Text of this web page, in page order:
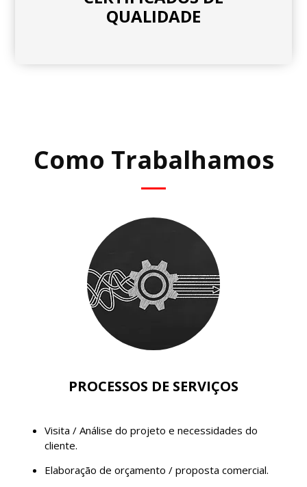
QUALIDADE
Como Trabalhamos
PROCESSOS DE SERVIÇOS
Visita / Análise do projeto e necessidades do
cliente.
Elaboração de orçamento / proposta comercial.